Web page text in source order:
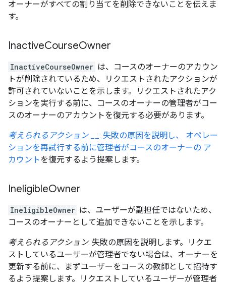
オーナーがすべての割り当てを削除できないことを伝えま
す。
InactiveCourseOwner
InactiveCourseOwner は、コースのオーナーのアカウン
トが削除されているため、リクエストされたアクションが
許可されていないことを示します。リクエストされたアク
ションを実行する前に、コースのオーナーの管理者がコー
スのオーナーのアカウントを復元する必要があります。
考えられるアクション__: 失敗の原因を説明し、 オペレー
ションを再試行する前に管理者がコースのオーナーの ア
カウントを復元するよう提案します。
IneligibleOwner
IneligibleOwner は、ユーザーが副担任ではないため、
コースのオーナーとして追加できないことを示します。
考えられるアクション: 失敗の原因を説明します。リクエ
ストしているユーザーが管理者でない場合は、オーナーを
更新する前に、まずユーザーをコースの教師として招待す
るよう提案します。リクエストしているユーザーが管理者